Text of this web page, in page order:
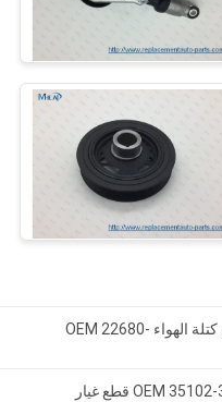
جهاز استشعار تدفق الهواء الآلي مقياس كتلة الهواء OEM 22680-
جهاز استشعار وضع الدرول الجيد OEM 35102-38610 قطع غيار